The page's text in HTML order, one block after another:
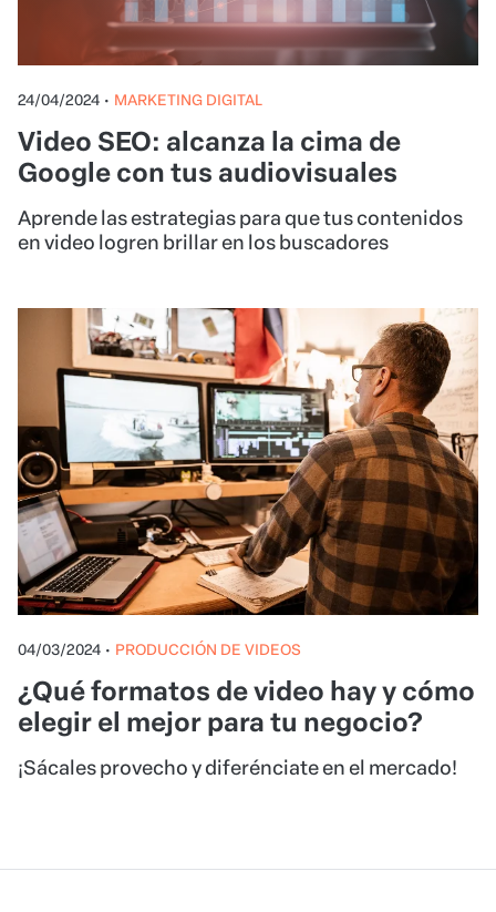
24/04/2024 • MARKETING DIGITAL
Video SEO: alcanza la cima de
Google con tus audiovisuales
Aprende las estrategias para que tus contenidos
en video logren brillar en los buscadores
04/03/2024 • PRODUCCIÓN DE VIDEOS
¿Qué formatos de video hay y cómo
elegir el mejor para tu negocio?
¡Sácales provecho y diferénciate en el mercado!